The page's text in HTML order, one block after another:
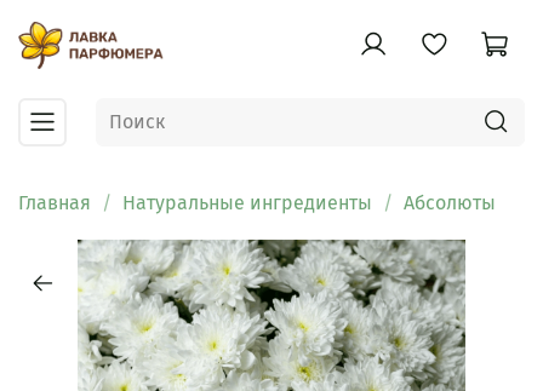
Главная Натуральные ингредиенты Абсолюты